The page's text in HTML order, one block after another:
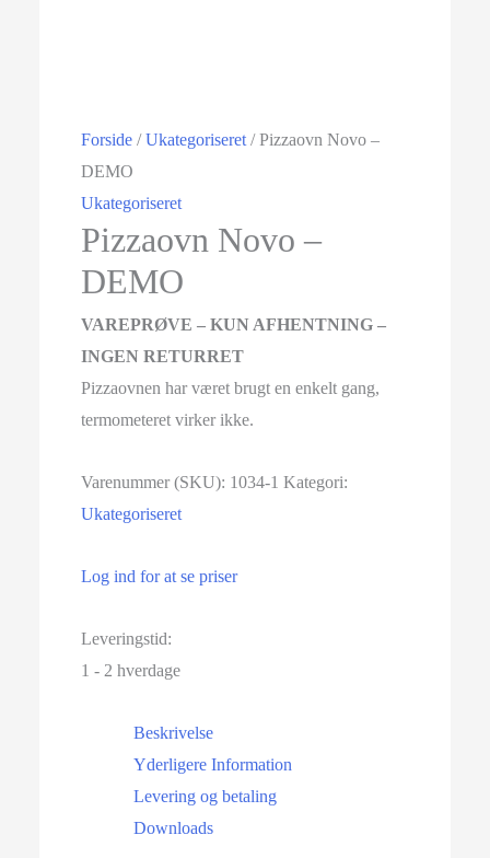
Forside /Ukategoriseret / Pizzaovn Novo –
DEMO
Ukategoriseret
Pizzaovn Novo –
DEMO
VAREPRØVE – KUN AFHENTNING –
INGEN RETURRET
Pizzaovnen har været brugt en enkelt gang,
termometeret virker ikke.
Varenummer (SKU): 1034-1 Kategori:
Ukategoriseret
Log ind for at se priser
Leveringstid:
1 - 2 hverdage
Beskrivelse
Yderligere Information
Levering og betaling
Downloads